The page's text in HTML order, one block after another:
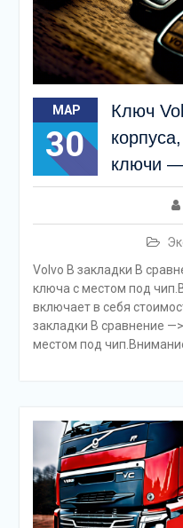
МАР
30
Ключ
ключи —
Volvo В закладки В
ключа с местом под
включает в себя
закладки В сравнение
местом под